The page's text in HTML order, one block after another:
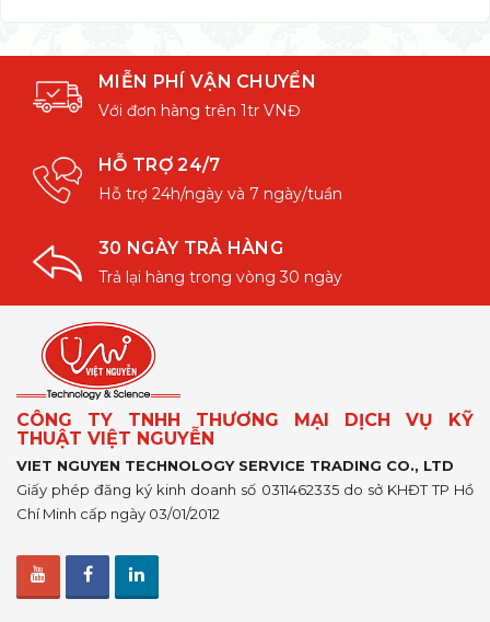
MIỄN PHÍ VẬN CHUYỂN
Với đơn hàng trên 1tr VNĐ
HỖ TRỢ 24/7
Hỗ trợ 24h/ngày và 7 ngày/tuần
30 NGÀY TRẢ HÀNG
Trả lại hàng trong vòng 30 ngày
CÔNG TY TNHH THƯƠNG MẠI DỊCH VỤ KỸ
THUẬT VIỆT NGUYỄN
VIET NGUYEN TECHNOLOGY SERVICE TRADING CO., LTD
Giấy phép đăng ký kinh doanh số 0311462335 do sở KHĐT TP Hồ
Chí Minh cấp ngày 03/01/2012